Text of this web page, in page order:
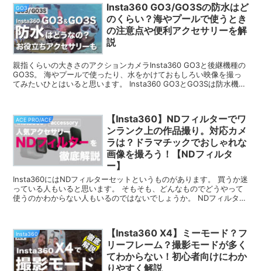
GO3
Insta360 GO3/GO3Sの防水はど
のくらい？海やプールで使うとき
の注意点や便利アクセサリーを解
説
親指くらいの大きさのアクションカメラInsta360 GO3と後継機種の
GO3S。 海やプールで使ったり、水をかけておもしろい映像を撮っ
てみたいひとはいると思います。 Insta360 GO3とGO3Sは防水機能
ACE PRO/ACE
【Insta360】NDフィルターでワ
ンランク上の作品撮り。対応カメ
ラは？ドラマチックでおしゃれな
画像を撮ろう！【NDフィルタ
ー】
Insta360にはNDフィルターセットというものがあります。 買うか迷
っている人もいると思います。 そもそも、どんなものでどうやって
使うのかわからない人もいるのではないでしょうか。 NDフィルター
Insta360
【Insta360 X4】ミーモード？フ
リーフレーム？撮影モードが多く
てわからない！初心者向けにわか
りやすく解説